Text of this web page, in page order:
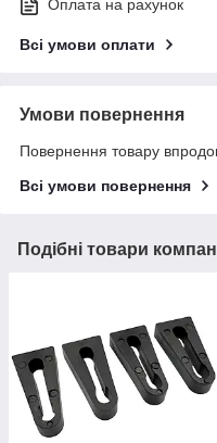
Оплата на рахунок
Всі умови оплати
Умови повернення
Повернення товару
Всі умови повернення
Подібні товари